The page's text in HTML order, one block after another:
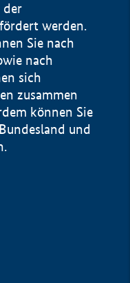
der
werden.
Sie nach
nach
sich
zusammen
können Sie
und